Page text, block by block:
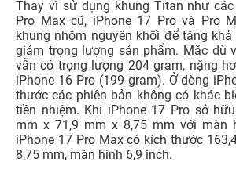
Thay vì sử dụng khung Titan như
Pro Max cũ, iPhone 17 Pro và Pro
khung nhôm nguyên khối để tăng
giảm trọng lượng sản phẩm. Mặc dù
vẫn có trọng lượng 204 gram, nặng
iPhone 16 Pro (199 gram). Ở dòng
thước các phiên bản không có khác
tiền nhiệm. Khi iPhone 17 Pro sở
mm x 71,9 mm x 8,75 mm với màn
iPhone 17 Pro Max có kích thước
8,75 mm, màn hình 6,9 inch.